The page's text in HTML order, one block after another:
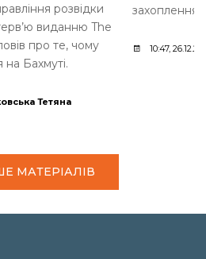
розвідки
виданню The
про те, чому
на Бахмуті.
Тетяна
захоплення
10:47,
МАТЕРІАЛІВ